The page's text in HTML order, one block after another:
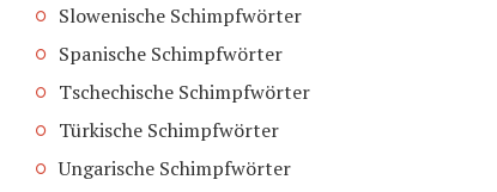
Slowenische Schimpfwörter
Spanische Schimpfwörter
Tschechische Schimpfwörter
Türkische Schimpfwörter
Ungarische Schimpfwörter